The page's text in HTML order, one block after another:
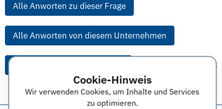
Cookie-Hinweis
Wir verwenden Cookies, um Inhalte und Services
zu optimieren.
Alle Anworten zu dieser Frage
Alle Anworten von diesem Unternehmen